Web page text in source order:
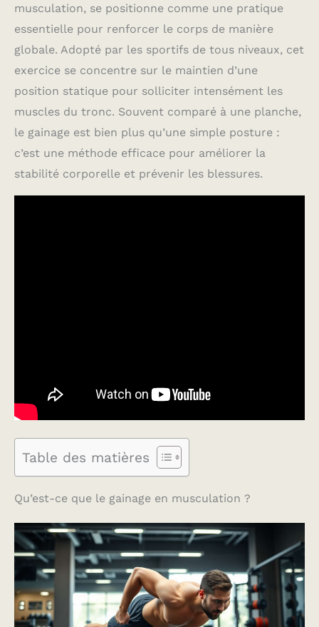
musculation, se positionne comme une pratique
essentielle pour renforcer le corps de manière
globale. Adopté par les sportifs de tous niveaux, cet
exercice se concentre sur le maintien d’une
position statique pour solliciter intensément les
muscles du tronc. Souvent comparé à une planche,
le gainage est bien plus qu’une simple posture :
c’est une méthode efficace pour améliorer la
stabilité corporelle et prévenir les blessures.
Table des matières
Qu’est-ce que le gainage en musculation ?